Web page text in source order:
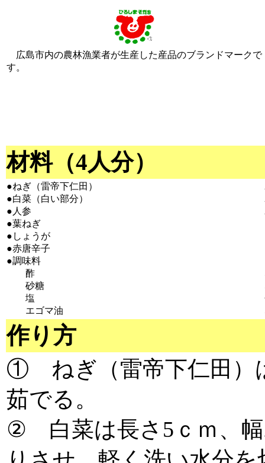
広島市内の農林漁業者が生産した産品のブランドマークで
す。
材料（4人分）
●ねぎ（雷帝下仁田）
●白菜（白い部分）
●人参
●葉ねぎ
●しょうが
●赤唐辛子
●調味料
酢
砂糖
塩
エゴマ油
作り方
① ねぎ（雷帝下仁田）
茹でる。
② 白菜は長さ5ｃｍ、幅